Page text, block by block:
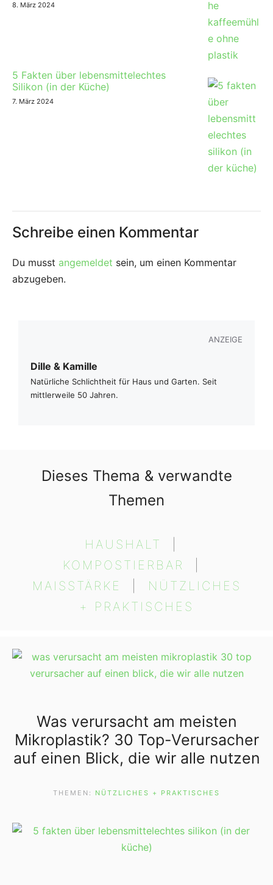
8. März 2024
5 Fakten über lebensmittelechtes
Silikon (in der Küche)
7. März 2024
Schreibe einen Kommentar
Du musst angemeldet sein, um einen Kommentar
abzugeben.
ANZEIGE
Dille & Kamille
Natürliche Schlichtheit für Haus und Garten. Seit
mittlerweile 50 Jahren.
Dieses Thema & verwandte
Themen
HAUSHALT
KOMPOSTIERBAR
MAISSTÄRKE
NÜTZLICHES
+ PRAKTISCHES
Was verursacht am meisten
Mikroplastik? 30 Top-Verursacher
auf einen Blick, die wir alle nutzen
THEMEN: NÜTZLICHES + PRAKTISCHES